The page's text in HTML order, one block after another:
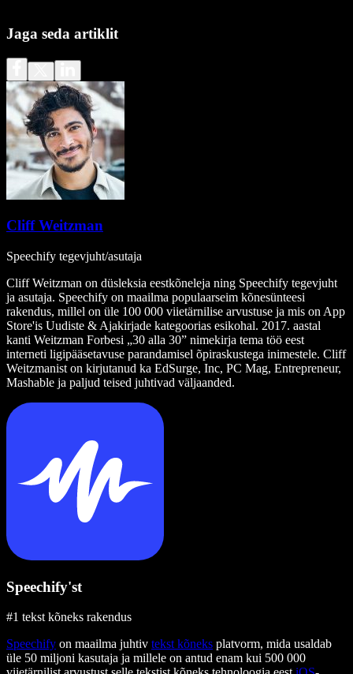
Jaga seda artiklit
Cliff Weitzman
Speechify tegevjuht/asutaja
Cliff Weitzman on düsleksia eestkõneleja ning Speechify tegevjuht
ja asutaja. Speechify on maailma populaarseim kõnesünteesi
rakendus, millel on üle 100 000 viietärnilise arvustuse ja mis on App
Store'is Uudiste & Ajakirjade kategoorias esikohal. 2017. aastal
kanti Weitzman Forbesi „30 alla 30” nimekirja tema töö eest
interneti ligipääsetavuse parandamisel õpiraskustega inimestele. Cliff
Weitzmanist on kirjutanud ka EdSurge, Inc, PC Mag, Entrepreneur,
Mashable ja paljud teised juhtivad väljaanded.
Speechify'st
#1 tekst kõneks rakendus
Speechify on maailma juhtiv tekst kõneks platvorm, mida usaldab
üle 50 miljoni kasutaja ja millele on antud enam kui 500 000